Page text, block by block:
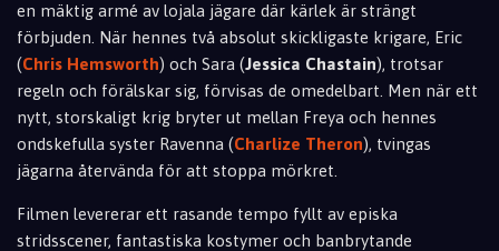
en mäktig armé av lojala jägare där kärlek är strängt
förbjuden. När hennes två absolut skickligaste krigare, Eric
(Chris Hemsworth) och Sara (Jessica Chastain), trotsar
regeln och förälskar sig, förvisas de omedelbart. Men när ett
nytt, storskaligt krig bryter ut mellan Freya och hennes
ondskefulla syster Ravenna (Charlize Theron), tvingas
jägarna återvända för att stoppa mörkret.
Filmen levererar ett rasande tempo fyllt av episka
stridsscener, fantastiska kostymer och banbrytande